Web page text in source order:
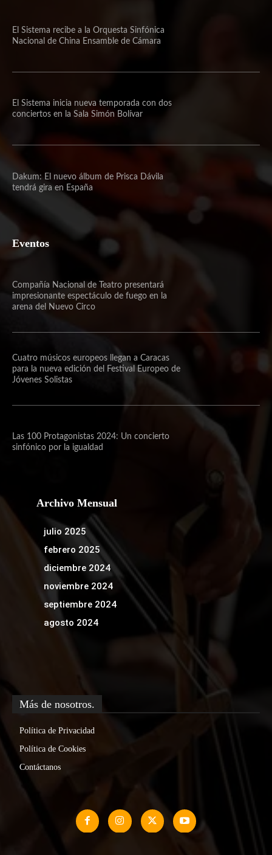
El Sistema recibe a la Orquesta Sinfónica
Nacional de China Ensamble de Cámara
El Sistema inicia nueva temporada con dos
conciertos en la Sala Simón Bolívar
Dakum: El nuevo álbum de Prisca Dávila
tendrá gira en España
Eventos
Compañía Nacional de Teatro presentará
impresionante espectáculo de fuego en la
arena del Nuevo Circo
Cuatro músicos europeos llegan a Caracas
para la nueva edición del Festival Europeo de
Jóvenes Solistas
Las 100 Protagonistas 2024: Un concierto
sinfónico por la igualdad
Archivo Mensual
julio 2025
febrero 2025
diciembre 2024
noviembre 2024
septiembre 2024
agosto 2024
Más de nosotros.
Política de Privacidad
Política de Cookies
Contáctanos